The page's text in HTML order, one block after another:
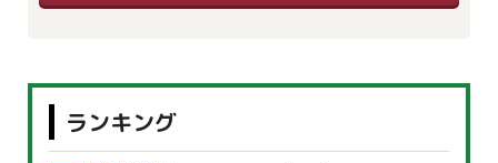
ランキング